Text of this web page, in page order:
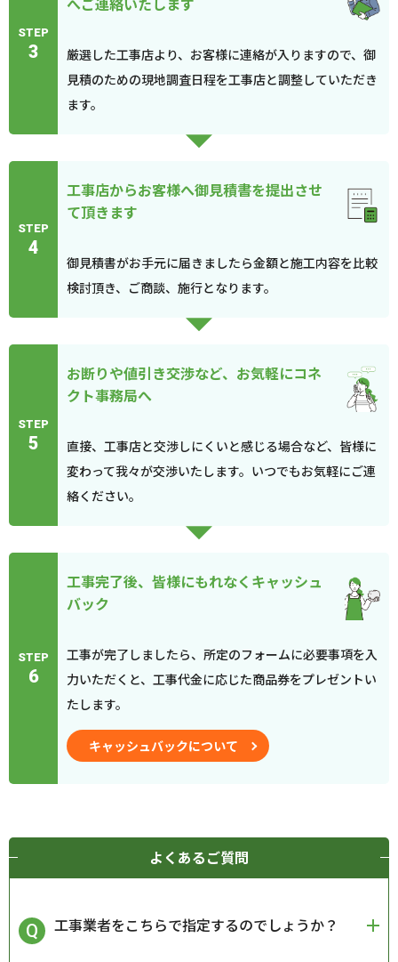
STEP
3
厳選した工事店より、お客様に連絡が入りますので、御
見積のための現地調査日程を工事店と調整していただき
ます。
STEP
4
工事店からお客様へ御見積書を提出させ
て頂きます
御見積書がお手元に届きましたら金額と施工内容を比較
検討頂き、ご商談、施行となります。
STEP
5
お断りや値引き交渉など、お気軽にコネ
クト事務局へ
直接、工事店と交渉しにくいと感じる場合など、皆様に
変わって我々が交渉いたします。いつでもお気軽にご連
絡ください。
STEP
6
工事完了後、皆様にもれなくキャッシュ
バック
工事が完了しましたら、所定のフォームに必要事項を入
力いただくと、工事代金に応じた商品券をプレゼントい
たします。
キャッシュバックについて
よくあるご質問
工事業者をこちらで指定するのでしょうか？